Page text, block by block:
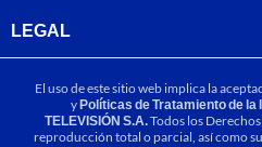
LEGAL
El uso de este sitio web implica la
yPolíticas de Tratamiento de la
TELEVISIÓN S.A.Todos los
reproducción total o parcial, así como